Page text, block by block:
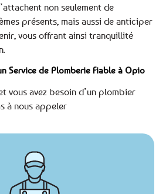
non seulement de
présents, mais aussi de anticiper
vous offrant ainsi tranquillité
Service de Plomberie Fiable à Opio
vous avez besoin d’un plombier
à nous appeler